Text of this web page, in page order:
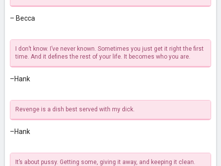
– Becca
I don’t know. I’ve never known. Sometimes you just get it right the first
time. And it defines the rest of your life. It becomes who you are.
–Hank
Revenge is a dish best served with my dick.
–Hank
It’s about pussy. Getting some, giving it away, and keeping it clean.